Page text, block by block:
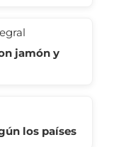
jamón y
los países